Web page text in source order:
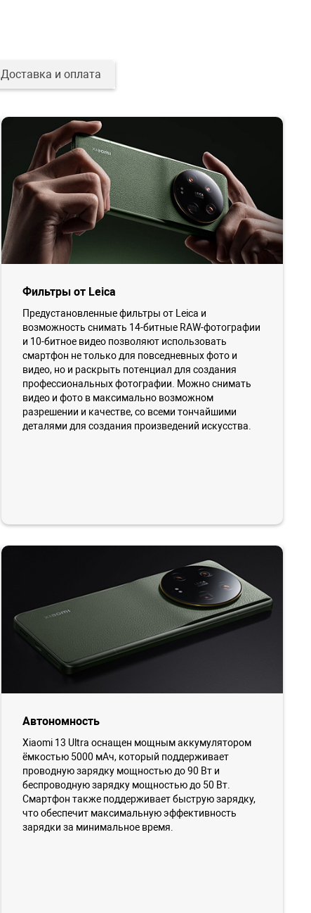
Доставка и оплата
Фильтры от Leica
Предустановленные фильтры от Leica и
возможность снимать 14-битные RAW-фотографии
и 10-битное видео позволяют использовать
смартфон не только для повседневных фото и
видео, но и раскрыть потенциал для создания
профессиональных фотографии. Можно снимать
видео и фото в максимально возможном
разрешении и качестве, со всеми тончайшими
деталями для создания произведений искусства.
Автономность
Xiaomi 13 Ultra оснащен мощным аккумулятором
ёмкостью 5000 мАч, который поддерживает
проводную зарядку мощностью до 90 Вт и
беспроводную зарядку мощностью до 50 Вт.
Смартфон также поддерживает быструю зарядку,
что обеспечит максимальную эффективность
зарядки за минимальное время.